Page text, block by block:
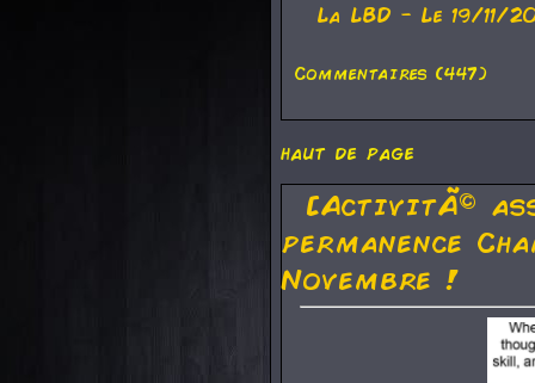
La LBD - Le 19/11/
Commentaires (447)
haut de page
[ActivitÃ©
permanence
Novembre !